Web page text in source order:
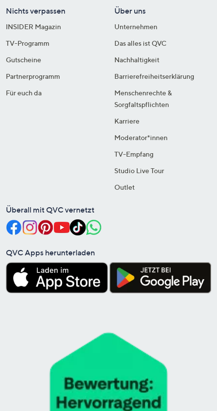
Nichts verpassen
INSIDER Magazin
TV-Programm
Gutscheine
Partnerprogramm
Für euch da
Über uns
Unternehmen
Das alles ist QVC
Nachhaltigkeit
Barrierefreiheitserklärung
Menschenrechte &
Sorgfaltspflichten
Karriere
Moderator*innen
TV-Empfang
Studio Live Tour
Outlet
Überall mit QVC vernetzt
QVC Apps herunterladen